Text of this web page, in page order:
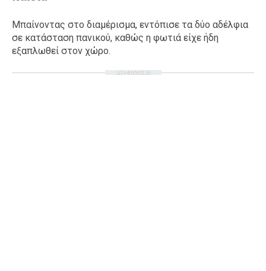
Μπαίνοντας στο διαμέρισμα, εντόπισε τα δύο αδέλφια
σε κατάσταση πανικού, καθώς η φωτιά είχε ήδη
εξαπλωθεί στον χώρο.
ΔΙΑΦΗΜΙΣΗ